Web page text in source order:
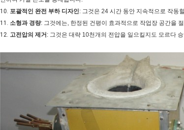
10. 포괄적인 완전 부하 디자인: 그것은 24 시간 동안 지속적으로 작동
11. 소형과 경량: 그것에는, 한정된 건평이 효과적으로 작업장 공간을
12. 고전압의 제거 : 그것은 대략 10천개의 전압을 일으킬지도 모르다